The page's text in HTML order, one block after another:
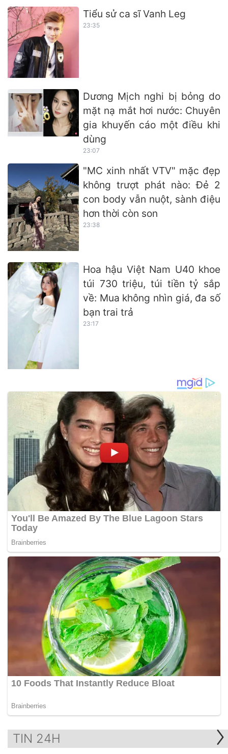
Tiểu sử ca sĩ Vanh Leg
23:35
Dương Mịch nghi bị bỏng do
mặt nạ mắt hơi nước: Chuyên
gia khuyến cáo một điều khi
dùng
23:07
"MC xinh nhất VTV" mặc đẹp
không trượt phát nào: Đẻ 2
con body vẫn nuột, sành điệu
hơn thời còn son
23:38
Hoa hậu Việt Nam U40 khoe
túi 730 triệu, túi tiền tỷ sắp
về: Mua không nhìn giá, đa số
bạn trai trả
23:17
TIN 24H